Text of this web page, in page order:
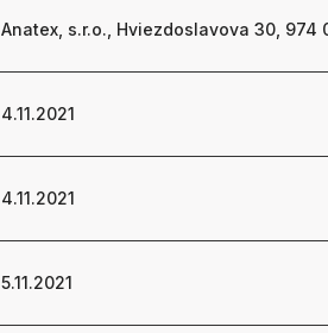
Anatex, s.r.o., Hviezdoslavova 30, 974
4.11.2021
4.11.2021
5.11.2021